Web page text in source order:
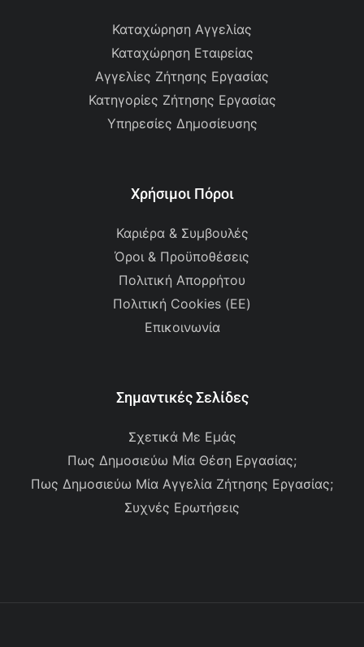
Καταχώρηση Αγγελίας
Καταχώρηση Εταιρείας
Αγγελίες Ζήτησης Εργασίας
Κατηγορίες Ζήτησης Εργασίας
Υπηρεσίες Δημοσίευσης
Χρήσιμοι Πόροι
Καριέρα & Συμβουλές
Όροι & Προϋποθέσεις
Πολιτική Απορρήτου
Πολιτική Cookies (ΕΕ)
Επικοινωνία
Σημαντικές Σελίδες
Σχετικά Με Εμάς
Πως Δημοσιεύω Μία Θέση Εργασίας;
Πως Δημοσιεύω Μία Αγγελία Ζήτησης Εργασίας;
Συχνές Ερωτήσεις